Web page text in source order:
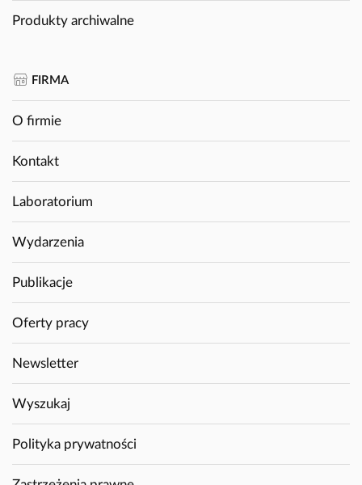
Produkty archiwalne
FIRMA
O firmie
Kontakt
Laboratorium
Wydarzenia
Publikacje
Oferty pracy
Newsletter
Wyszukaj
Polityka prywatności